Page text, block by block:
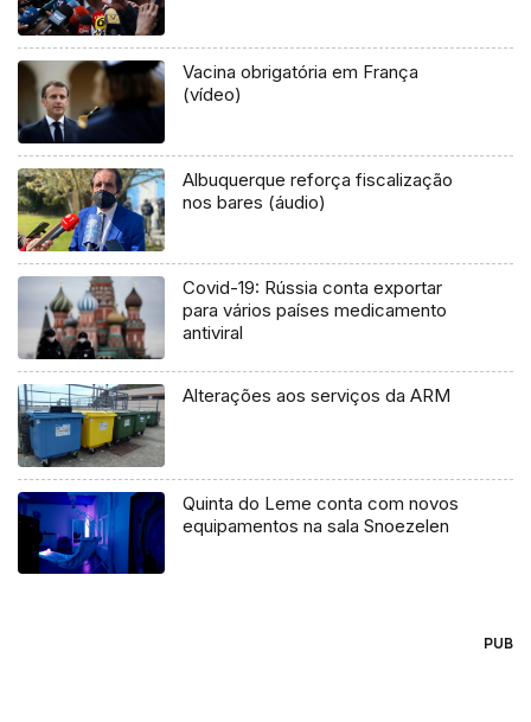
Vacina obrigatória em França
(vídeo)
Albuquerque reforça fiscalização
nos bares (áudio)
Covid-19: Rússia conta exportar
para vários países medicamento
antiviral
Alterações aos serviços da ARM
Quinta do Leme conta com novos
equipamentos na sala Snoezelen
PUB